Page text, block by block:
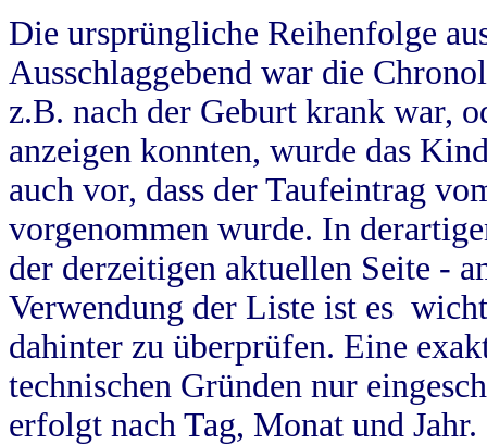
Die ursprüngliche Reihenfolge
Ausschlaggebend war die
z.B. nach der Geburt krank war,
anzeigen konnten, wurde das
auch vor, dass der Taufeintrag
vorgenommen wurde. In
der derzeitigen aktuellen Seite -
Verwendung der Liste ist es
dahinter zu überprüfen. Eine
technischen Gründen nur
erfolgt nach Tag, Monat und Jahr.